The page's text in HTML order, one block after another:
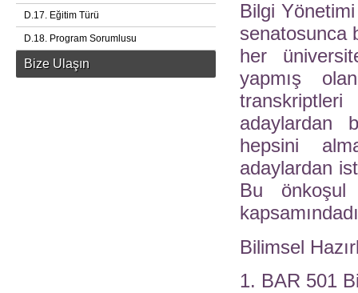
D.17. Eğitim Türü
D.18. Program Sorumlusu
Bize Ulaşın
Bilgi
senatosunca
her
yapmış
transkriptleri
adaylardan
hepsini
adaylardan
Bu önkoşul
Bilimsel
1. BAR 501